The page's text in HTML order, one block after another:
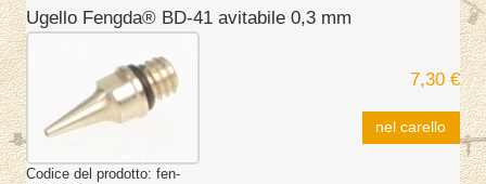
Ugello Fengda® BD-41 avitabile 0,3 mm
Codice del prodotto: fen-
7,30 €
nel carello